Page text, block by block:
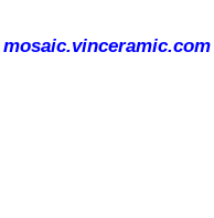
mosaic.vinceramic.com